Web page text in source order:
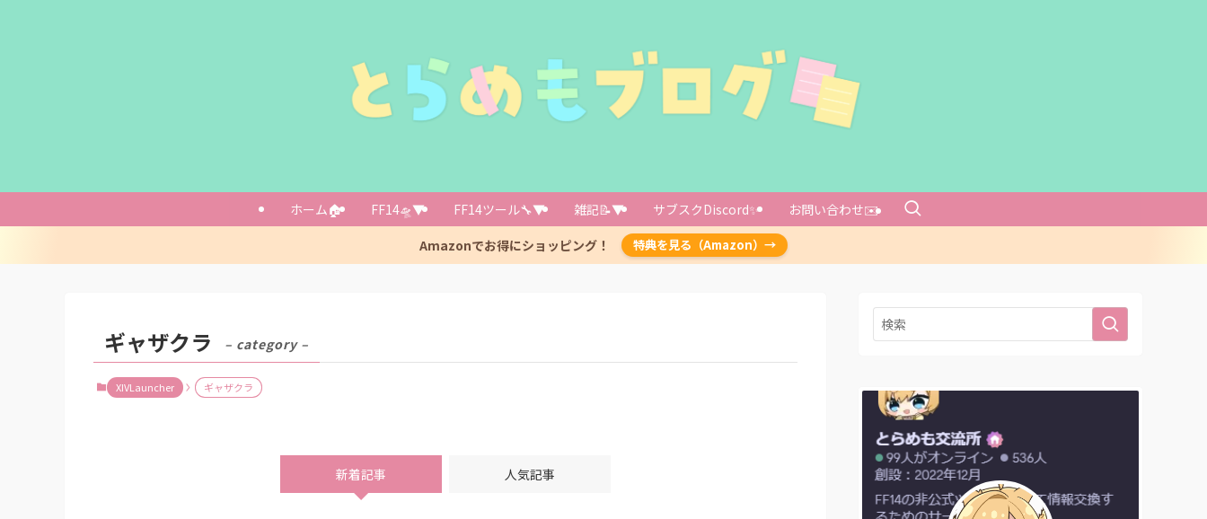
ホーム🏠 FF14🛸▼ FF14ツール🔧▼ 雑記📝▼ サブスクDiscord✨️
お問い合わせ✉️
Amazonでお得にショッピング！
特典を見る（Amazon）→
ギャザクラ – category –
XIVLauncher ギャザクラ
新着記事 人気記事